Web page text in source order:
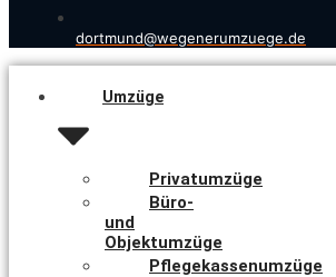
dortmund@wegenerumzuege.de
Umzüge
Privatumzüge
Büro-
und
Objektumzüge
Pflegekassenumzüge